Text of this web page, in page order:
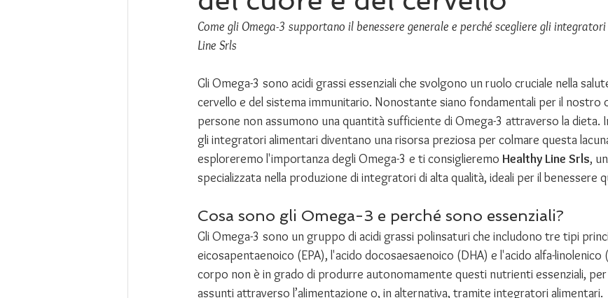
Come gli Omega-3 supportano il benessere generale e perché scegliere gli
Line Srls
Gli Omega-3 sono acidi grassi essenziali che svolgono un ruolo cruciale nella
cervello e del sistema immunitario. Nonostante siano fondamentali per il nostro
persone non assumono una quantità sufficiente di Omega-3 attraverso la dieta.
gli integratori alimentari diventano una risorsa preziosa per colmare questa
esploreremo l'importanza degli Omega-3 e ti consiglieremo Healthy Line Srls,
specializzata nella produzione di integratori di alta qualità, ideali per il benessere
Cosa sono gli Omega-3 e perché sono essenziali?
Gli Omega-3 sono un gruppo di acidi grassi polinsaturi che includono tre tipi
eicosapentaenoico (EPA), l'acido docosaesaenoico (DHA) e l'acido alfa-linolenico
corpo non è in grado di produrre autonomamente questi nutrienti essenziali,
assunti attraverso l’alimentazione o, in alternativa, tramite integratori alimentari.